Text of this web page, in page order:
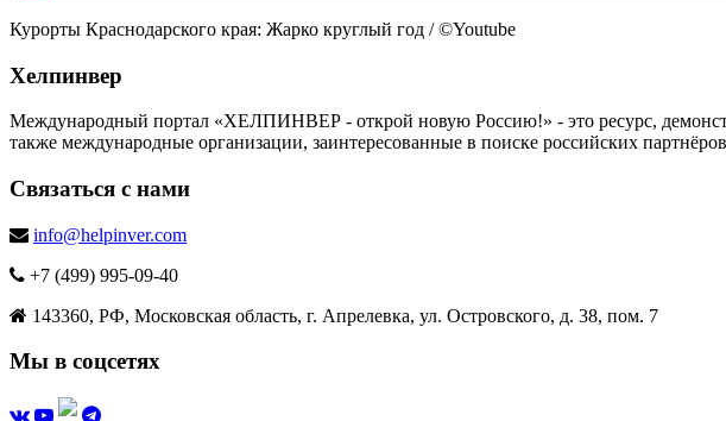
Курорты Краснодарского края: Жарко круглый год / ©Youtube
Хелпинвер
Международный портал «ХЕЛПИНВЕР - открой новую Россию!» - это ресурс,
также международные организации, заинтересованные в поиске российских
Связаться с нами
info@helpinver.com
+7 (499) 995-09-40
143360, РФ, Московская область, г. Апрелевка, ул. Островского, д. 38, пом. 7
Мы в соцсетях